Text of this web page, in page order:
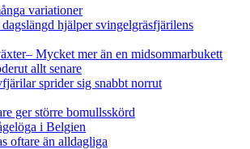
variationer
hjälper svingelgräsfjärilens
Mycket mer än en midsommarbukett
allt senare
sprider sig snabbt norrut
ger större bomullsskörd
i Belgien
oftare än alldagliga